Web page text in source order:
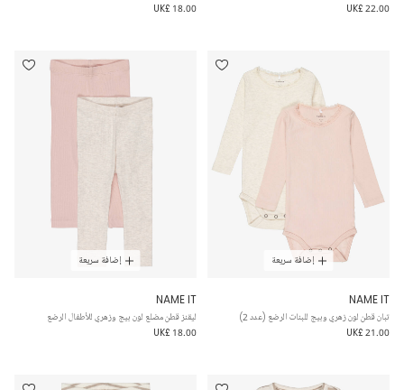
UK£ 22.00
UK£ 18.00
إضافة سريعة
NAME IT
تبان قطن لون زهري وبيج للبنات الرضع (عدد 2)
UK£ 21.00
إضافة سريعة
NAME IT
ليقنز قطن مضلع لون بيج وزهري للأطفال الرضع
UK£ 18.00